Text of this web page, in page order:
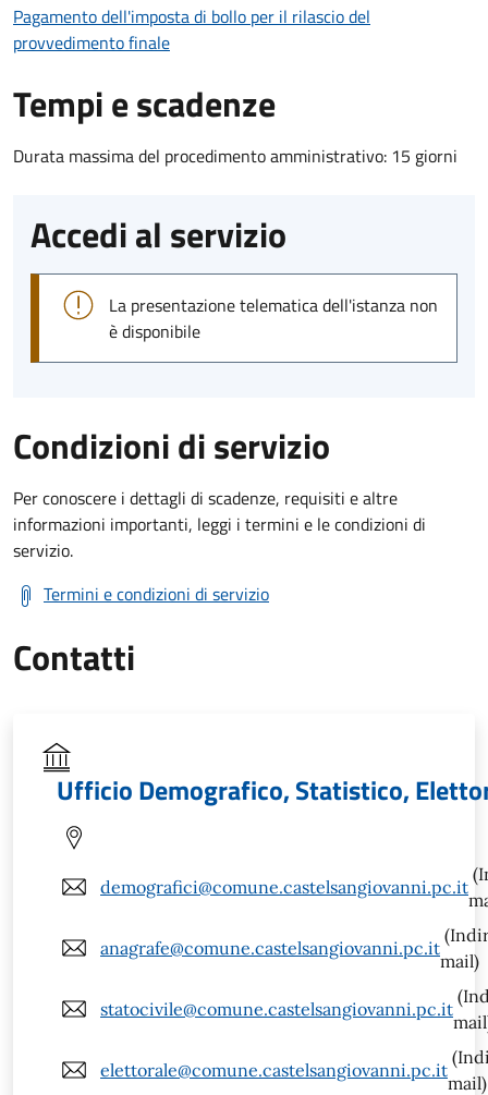
Pagamento dell'imposta di bollo per il rilascio del
provvedimento finale
Tempi e scadenze
Durata massima del procedimento amministrativo: 15 giorni
Accedi al servizio
La presentazione telematica dell'istanza non
è disponibile
Condizioni di servizio
Per conoscere i dettagli di scadenze, requisiti e altre
informazioni importanti, leggi i termini e le condizioni di
servizio.
Termini e condizioni di servizio
Contatti
Ufficio Demografico, Statistico,
demografici@comune.castelsangiovanni.pc.it
anagrafe@comune.castelsangiovanni.pc.it
mail)
statocivile@comune.castelsangiovanni.pc.it
elettorale@comune.castelsangiovanni.pc.it
mail)